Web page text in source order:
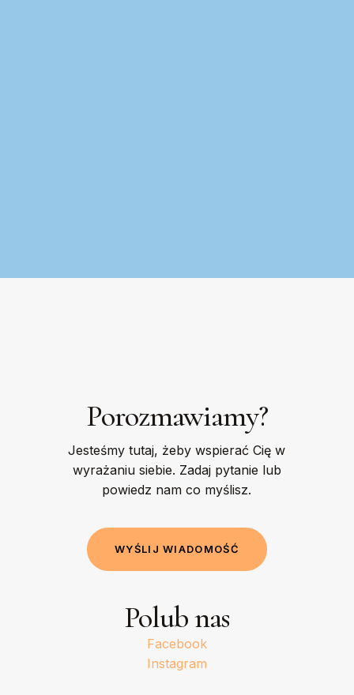
Porozmawiamy?
Jesteśmy tutaj, żeby wspierać Cię w
wyrażaniu siebie. Zadaj pytanie lub
powiedz nam co myślisz.
WYŚLI J WIADOMOŚĆ
Polub nas
Facebook
Instagram